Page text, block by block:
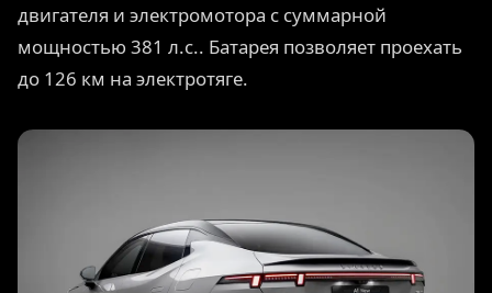
двигателя и электромотора с суммарной
мощностью 381 л.с.. Батарея позволяет проехать
до 126 км на электротяге.